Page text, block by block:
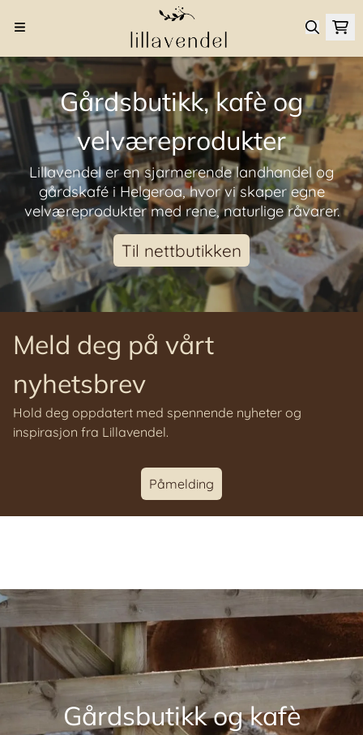
Gårdsbutikk, kafè og
velværeprodukter
Lillavendel er en sjarmerende landhandel og
gårdskafé i Helgeroa, hvor vi skaper egne
velværeprodukter med rene, naturlige råvarer.
Til nettbutikken
Meld deg på vårt
nyhetsbrev
Hold deg oppdatert med spennende nyheter og
inspirasjon fra Lillavendel.
Påmelding
Gårdsbutikk og kafè